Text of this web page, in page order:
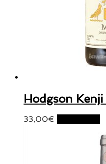
Hodgson
33,00€